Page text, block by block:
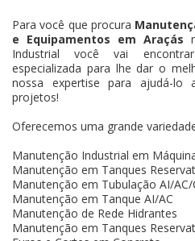
Para você que procura
e Equipamentos em Araçás
Industrial você vai
especializada para lhe dar o
nossa expertise para ajudá-lo
projetos!
Oferecemos uma grande
Manutenção Industrial em
Manutenção em Tanques
Manutenção em Tubulação AI/AC/
Manutenção em Tanque AI/AC
Manutenção de Rede Hidrantes
Manutenção em Tanques